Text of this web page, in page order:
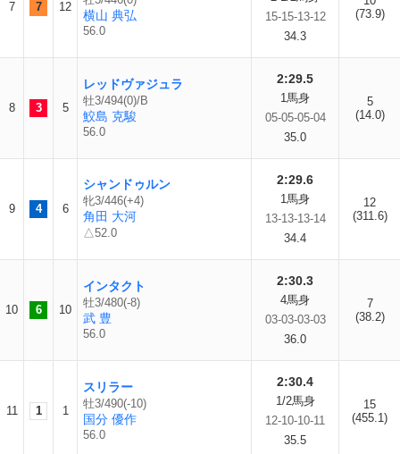
7 7 12
横山 典弘
56.0
15-15-13-12
34.3
(73.9)
8 3 5
レッドヴァジュラ
牡3/494(0)/B
鮫島 克駿
56.0
2:29.5
1馬身
05-05-05-04
35.0
5
(14.0)
9 4 6
シャンドゥルン
牝3/446(+4)
角田 大河
△52.0
2:29.6
1馬身
13-13-13-14
34.4
12
(311.6)
10 6 10
インタクト
牡3/480(-8)
武 豊
56.0
2:30.3
4馬身
03-03-03-03
36.0
7
(38.2)
11 1 1
スリラー
牡3/490(-10)
国分 優作
56.0
2:30.4
1/2馬身
12-10-10-11
35.5
15
(455.1)